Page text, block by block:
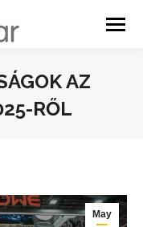
AZ
RŐL
May